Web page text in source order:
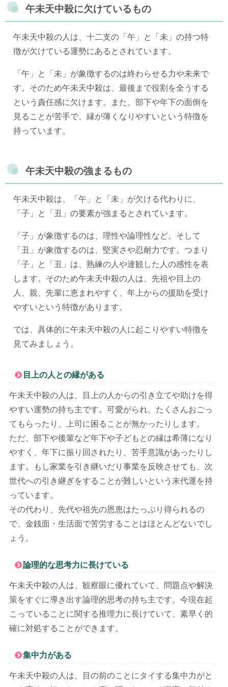
午未天中殺に欠けているもの
午未天中殺の人は、十二支の「午」と「未」の持つ特
徴が欠けている運勢にあるとされています。
「午」と「未」が象徴するのは終わらせる力や未来で
す。そのため午未天中殺は、最後まで役割を全うする
という責任感に欠けます。また、部下や年下の面倒を
見ることが苦手で、縁が薄くなりやすいという特徴を
持っています。
午未天中殺の強まるもの
午未天中殺は、「午」と「未」が欠ける代わりに、
「子」と「丑」の要素が強まるとされています。
「子」が象徴するのは、理性や論理性など。そして
「丑」が象徴するのは、堅実さや忍耐力です。つまり
「子」と「丑」は、熟練の人や達観した人の感性を表
します。そのため午未天中殺の人は、先祖や目上の
人、親、先輩に恵まれやすく、年上からの援助を受け
やすいという特徴があります。
では、具体的に午未天中殺の人に起こりやすい特徴を
見てみましょう。
目上の人との縁がある
午未天中殺の人は、目上の人からの引き立てや助けを得
やすい運勢の持ち主です。可愛がられ、たくさんおごっ
てもらったり、上司に困ることが無かったりします。
ただ、部下や後輩など年下や子どもとの縁は希薄になり
やすく、年下に振り回されたり、苦手意識があったりし
ます。もし家業を引き継いだり事業を反映させても、次
世代への引き継ぎをすることが難しいという末代運を持
っています。
その代わり、先代や祖先の恩恵はたっぷり得られるの
で、金銭面・生活面で苦労することはほとんどないでし
ょう。
論理的な思考力に長けている
午未天中殺の人は、観察眼に優れていて、問題点や解決
策をすぐに導き出す論理的思考の持ち主です。今現在起
こっていることに関する推理力に長けていて、素早く的
確に対処することができます。
集中力がある
午未天中殺の人は、目の前のことにタイする集中力がと